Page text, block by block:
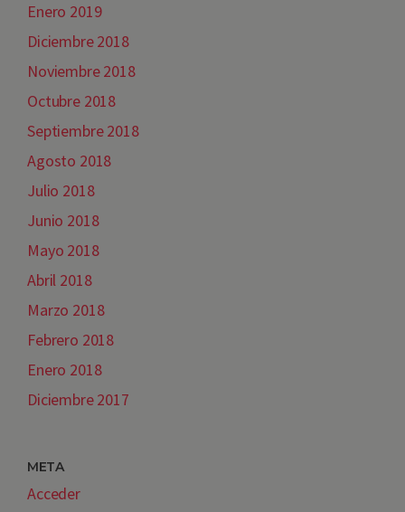
Enero 2019
Diciembre 2018
Noviembre 2018
Octubre 2018
Septiembre 2018
Agosto 2018
Julio 2018
Junio 2018
Mayo 2018
Abril 2018
Marzo 2018
Febrero 2018
Enero 2018
Diciembre 2017
META
Acceder